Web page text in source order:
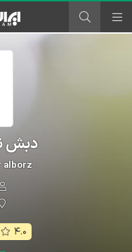
دبش
alborz
۴.۰